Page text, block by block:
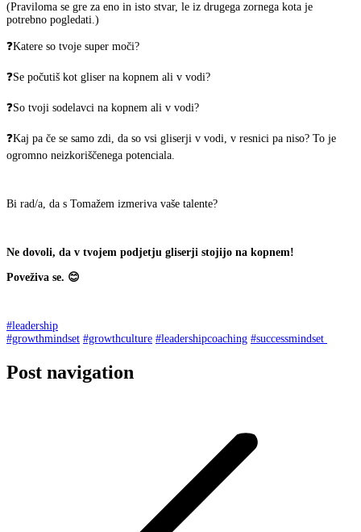
(Praviloma se gre za eno in isto stvar, le iz drugega zornega kota je
potrebno pogledati.)
❓Katere so tvoje super moči?
❓Se počutiš kot gliser na kopnem ali v vodi?
❓So tvoji sodelavci na kopnem ali v vodi?
❓Kaj pa če se samo zdi, da so vsi gliserji v vodi, v resnici pa niso? To je
ogromno neizkoriščenega potenciala.
Bi rad/a, da s Tomažem izmeriva vaše talente?
Ne dovoli, da v tvojem podjetju gliserji stojijo na kopnem!
Poveživa se. 😊
#leadership
#growthmindset #growthculture #leadershipcoaching #successmindset
Post navigation